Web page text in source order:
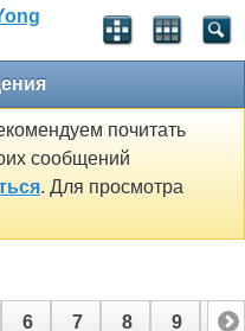
почитать
сообщений
. Для просмотра
6 7 8 9 10